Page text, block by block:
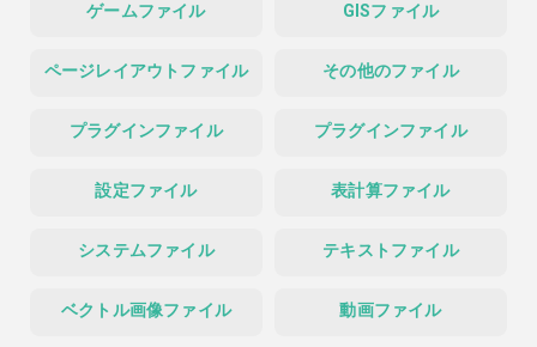
ゲームファイル GISファイル
ページレイアウトファイル その他のファイル
プラグインファイル プラグインファイル
設定ファイル 表計算ファイル
システムファイル テキストファイル
ベクトル画像ファイル 動画ファイル